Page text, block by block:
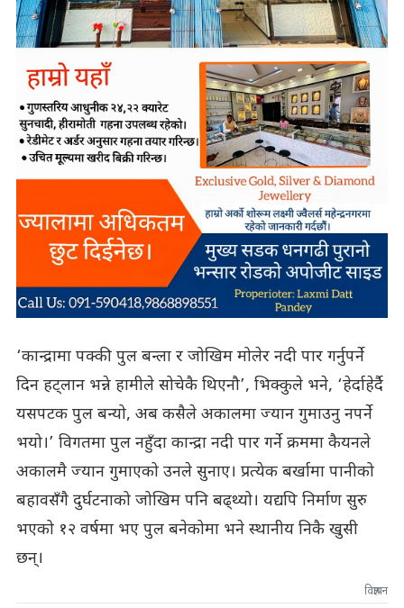
‘कान्द्रामा पक्की पुल बन्ला र जोखिम मोलेर नदी पार गर्नुपर्ने
दिन हट्लान भन्ने हामीले सोचेकै थिएनौ’, भिक्कुले भने, ‘हेर्दाहेर्दै
यसपटक पुल बन्यो, अब कसैले अकालमा ज्यान गुमाउनु नपर्ने
भयो।’ विगतमा पुल नहुँदा कान्द्रा नदी पार गर्ने क्रममा कैयनले
अकालमै ज्यान गुमाएको उनले सुनाए। प्रत्येक बर्खामा पानीको
बहावसँगै दुर्घटनाको जोखिम पनि बढ्थ्यो। यद्यपि निर्माण सुरु
भएको १२ वर्षमा भए पुल बनेकोमा भने स्थानीय निकै खुसी
छन्।
विज्ञापन